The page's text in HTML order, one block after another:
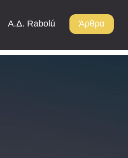
Α.Δ. Rabolú Άρθρα